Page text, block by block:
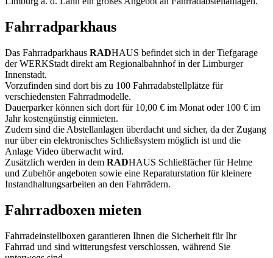
Fahrradparkhaus
Das Fahrradparkhaus RADHAUS befindet sich in der Tiefgarage
der WERKStadt direkt am Regionalbahnhof in der Limburger
Innenstadt.
Vorzufinden sind dort bis zu 100 Fahrradabstellplätze für
verschiedensten Fahrradmodelle.
Dauerparker können sich dort für 10,00 € im Monat oder 100 € im
Jahr kostengünstig einmieten.
Zudem sind die Abstellanlagen überdacht und sicher, da der Zugang
nur über ein elektronisches Schließsystem möglich ist und die
Anlage Video überwacht wird.
Zusätzlich werden in dem RADHAUS Schließfächer für Helme
und Zubehör angeboten sowie eine Reparaturstation für kleinere
Instandhaltungsarbeiten an den Fahrrädern.
Fahrradboxen mieten
Fahrradeinstellboxen garantieren Ihnen die Sicherheit für Ihr
Fahrrad und sind witterungsfest verschlossen, während Sie